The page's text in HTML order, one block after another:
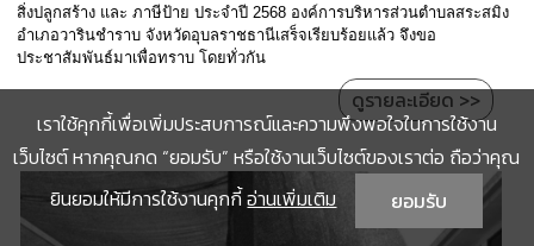
สิ่งปลูกสร้าง และ ภาษีป้าย ประจำปี 2568 องค์การบริหารส่วนตำบลสระสมิง
อำเภอวารินชำราบ จังหวัดอุบลราชธานีเสร็จเรียบร้อยแล้ว จึงขอ
ประชาสัมพันธ์มาเพื่อทราบ โดยทั่วกัน
ดูรายละเอียด >>
เราใช้คุกกี้เพื่อเพิ่มประสบการณ์และความพึงพอใจในการใช้งาน
เว็บไซต์ หากคุณกด “ยอมรับ” หรือใช้งานเว็บไซต์ของเราต่อ ถือว่าคุณ
ยินยอมให้มีการใช้งานคุกกี้อ่านเพิ่มเติม ยอมรับ